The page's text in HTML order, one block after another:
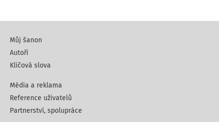
Můj šanon
Autoři
Klíčová slova
Média a reklama
Reference uživatelů
Partnerství, spolupráce